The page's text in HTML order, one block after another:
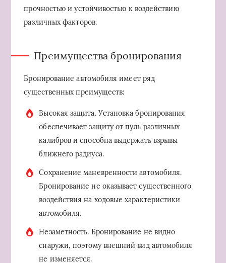
прочностью и устойчивостью к воздействию
различных факторов.
Преимущества бронирования
Бронирование автомобиля имеет ряд
существенных преимуществ:
Высокая защита. Установка бронирования
обеспечивает защиту от пуль различных
калибров и способна выдержать взрывы
ближнего радиуса.
Сохранение маневренности автомобиля.
Бронирование не оказывает существенного
воздействия на ходовые характеристики
автомобиля.
Незаметность. Бронирование не видно
снаружи, поэтому внешний вид автомобиля
не изменяется.